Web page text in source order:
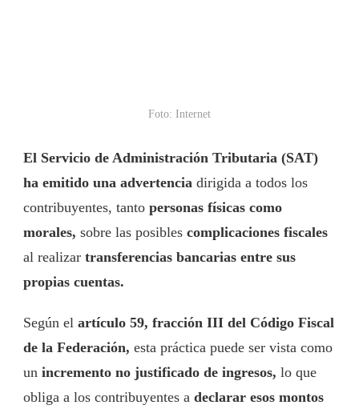
Foto: Internet
El Servicio de Administración Tributaria (SAT)
ha emitido una advertencia dirigida a todos los
contribuyentes, tanto personas físicas como
morales, sobre las posibles complicaciones fiscales
al realizar transferencias bancarias entre sus
propias cuentas.
Según el artículo 59, fracción III del Código Fiscal
de la Federación, esta práctica puede ser vista como
un incremento no justificado de ingresos, lo que
obliga a los contribuyentes a declarar esos montos